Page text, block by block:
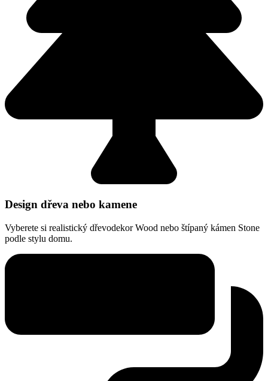
Design dřeva nebo kamene
Vyberete si realistický dřevodekor Wood nebo štípaný kámen Stone
podle stylu domu.